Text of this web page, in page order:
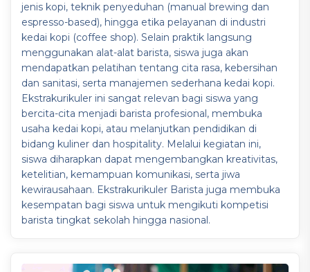
jenis kopi, teknik penyeduhan (manual brewing dan
espresso-based), hingga etika pelayanan di industri
kedai kopi (coffee shop). Selain praktik langsung
menggunakan alat-alat barista, siswa juga akan
mendapatkan pelatihan tentang cita rasa, kebersihan
dan sanitasi, serta manajemen sederhana kedai kopi.
Ekstrakurikuler ini sangat relevan bagi siswa yang
bercita-cita menjadi barista profesional, membuka
usaha kedai kopi, atau melanjutkan pendidikan di
bidang kuliner dan hospitality. Melalui kegiatan ini,
siswa diharapkan dapat mengembangkan kreativitas,
ketelitian, kemampuan komunikasi, serta jiwa
kewirausahaan. Ekstrakurikuler Barista juga membuka
kesempatan bagi siswa untuk mengikuti kompetisi
barista tingkat sekolah hingga nasional.